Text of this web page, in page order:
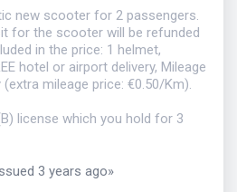
new scooter for 2 passengers.
for the scooter will be refunded
in the price: 1 helmet,
hotel or airport delivery, Mileage
mileage price: €0.50/Km).
license which you hold for 3
3 years ago»